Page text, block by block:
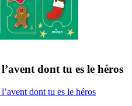
dont tu es le héros
dont tu es le héros